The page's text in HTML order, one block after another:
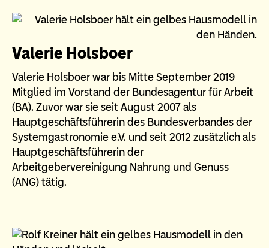
Valerie Holsboer
Valerie Holsboer war bis Mitte September 2019
Mitglied im Vorstand der Bundesagentur für Arbeit
(BA). Zuvor war sie seit August 2007 als
Hauptgeschäftsführerin des Bundesverbandes der
Systemgastronomie e.V. und seit 2012 zusätzlich als
Hauptgeschäftsführerin der
Arbeitgebervereinigung Nahrung und Genuss
(ANG) tätig.